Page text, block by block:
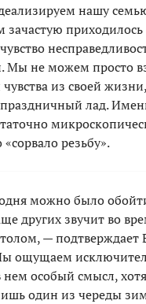
нашу
Мы не можем просто
из своей
праздничный лад.
резьбу».
можно было
других звучит во
— подтверждает
ощущаем
нем особый смысл,
один из череды